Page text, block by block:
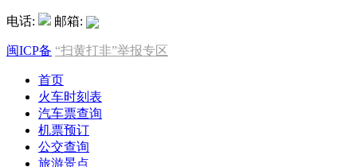
电话: 邮箱:
闽ICP备 “扫黄打非”举报专区
首页
火车时刻表
汽车票查询
机票预订
公交查询
旅游景点